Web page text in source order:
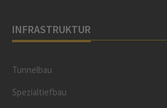
INFRASTRUKTUR
Tunnelbau
Spezialtiefbau